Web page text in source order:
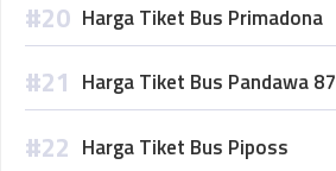
Harga Tiket Bus Primadona
Harga Tiket Bus Pandawa 87
Harga Tiket Bus Piposs